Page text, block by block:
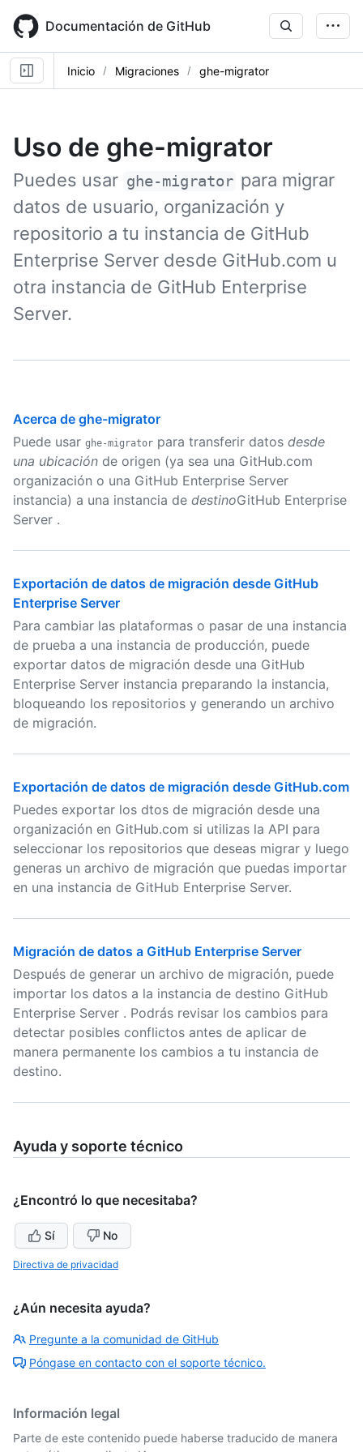
main
content
Documentación de GitHub
Inicio Migraciones ghe-migrator
Uso de ghe-migrator
Puedes usar ghe-migrator para migrar
datos de usuario, organización y
repositorio a tu instancia de GitHub
Enterprise Server desde GitHub.com u
otra instancia de GitHub Enterprise
Server.
Acerca de ghe-migrator
Puede usar ghe-migrator para transferir datos desde
una ubicación de origen (ya sea una GitHub.com
organización o una GitHub Enterprise Server
instancia) a una instancia de destinoGitHub Enterprise
Server .
Exportación de datos de migración desde GitHub
Enterprise Server
Para cambiar las plataformas o pasar de una instancia
de prueba a una instancia de producción, puede
exportar datos de migración desde una GitHub
Enterprise Server instancia preparando la instancia,
bloqueando los repositorios y generando un archivo
de migración.
Exportación de datos de migración desde GitHub.com
Puedes exportar los dtos de migración desde una
organización en GitHub.com si utilizas la API para
seleccionar los repositorios que deseas migrar y luego
generas un archivo de migración que puedas importar
en una instancia de GitHub Enterprise Server.
Migración de datos a GitHub Enterprise Server
Después de generar un archivo de migración, puede
importar los datos a la instancia de destino GitHub
Enterprise Server . Podrás revisar los cambios para
detectar posibles conflictos antes de aplicar de
manera permanente los cambios a tu instancia de
destino.
Ayuda y soporte técnico
¿Encontró lo que necesitaba?
Sí No
Directiva de privacidad
¿Aún necesita ayuda?
Pregunte a la comunidad de GitHub
Póngase en contacto con el soporte técnico.
Información legal
Parte de este contenido puede haberse traducido de manera